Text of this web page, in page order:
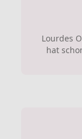
Lourdes
hat